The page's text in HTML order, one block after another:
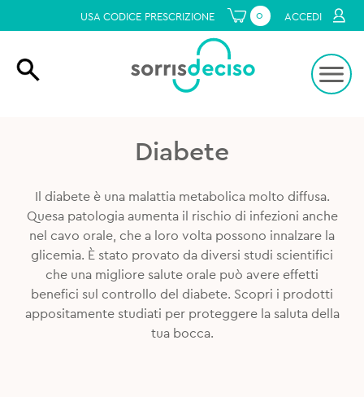
USA CODICE PRESCRIZIONE 0 ACCEDI
Diabete
Il diabete è una malattia metabolica molto diffusa.
Quesa patologia aumenta il rischio di infezioni anche
nel cavo orale, che a loro volta possono innalzare la
glicemia. È stato provato da diversi studi scientifici
che una migliore salute orale può avere effetti
benefici sul controllo del diabete. Scopri i prodotti
appositamente studiati per proteggere la saluta della
tua bocca.